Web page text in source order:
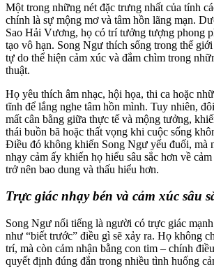
Một trong những nét đặc trưng nhất của tính
chính là sự mộng mơ và tâm hồn lãng mạn.
Sao Hải Vương, họ có trí tưởng tượng phong
tạo vô hạn. Song Ngư thích sống trong thế
tự do thể hiện cảm xúc và đắm chìm trong
thuật.
Họ yêu thích âm nhạc, hội họa, thi ca hoặc
tĩnh để lắng nghe tâm hồn mình. Tuy nhiên,
mất cân bằng giữa thực tế và mộng tưởng,
thái buồn bã hoặc thất vọng khi cuộc sống
Điều đó không khiến Song Ngư yếu đuối, mà
nhạy cảm ấy khiến họ hiểu sâu sắc hơn về
trở nên bao dung và thấu hiểu hơn.
Trực giác nhạy bén và cảm xúc sâu
Song Ngư nổi tiếng là người có trực giác
như “biết trước” điều gì sẽ xảy ra. Họ không
trí, mà còn cảm nhận bằng con tim – chính
quyết định đúng đắn trong nhiều tình huống